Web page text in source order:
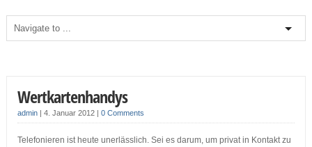
Wertkartenhandys
admin| 4. Januar 2012 | 0 Comments
Telefonieren ist heute unerlässlich. Sei es darum, um privat in Kontakt zu